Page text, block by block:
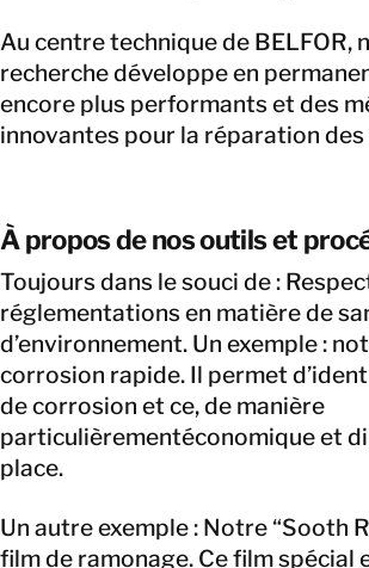
Au centre technique de BELFOR,
recherche développe en
encore plus performants et des
innovantes pour la réparation
À propos de nos outils et
Toujours dans le souci de :
réglementations en matière de
d’environnement. Un exemple :
corrosion rapide. Il permet
de corrosion et ce, de manière
particulièrementéconomique et
place.
Un autre exemple : Notre “Sooth
film de ramonage. Ce film spécial